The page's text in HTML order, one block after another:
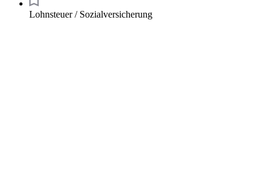
Lohnsteuer / Sozialversicherung